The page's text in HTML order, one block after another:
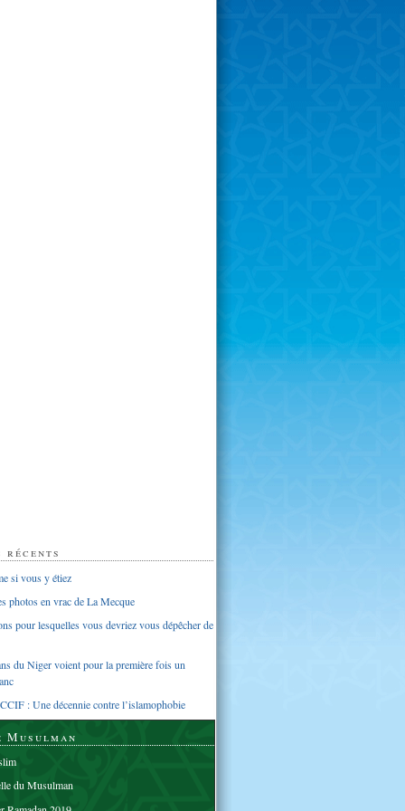
si vous y étiez
photos en vrac de La Mecque
pour lesquelles vous devriez vous dépêcher de
du Niger voient pour la première fois un
: Une décennie contre l’islamophobie
Musulman
du Musulman